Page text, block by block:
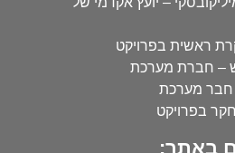
ראשית בפרויקט
– חברת מערכת
חבר מערכת
בפרויקט
באתר: